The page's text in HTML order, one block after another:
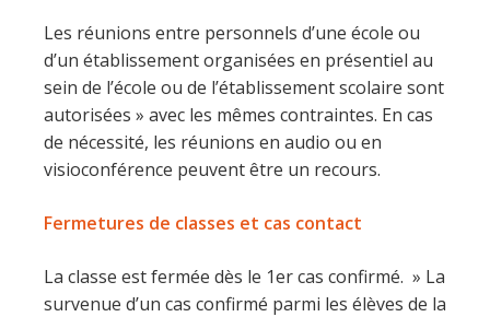
Les réunions entre personnels d’une école ou
d’un établissement organisées en présentiel au
sein de l’école ou de l’établissement scolaire sont
autorisées » avec les mêmes contraintes. En cas
de nécessité, les réunions en audio ou en
visioconférence peuvent être un recours.
Fermetures de classes et cas contact
La classe est fermée dès le 1er cas confirmé. » La
survenue d’un cas confirmé parmi les élèves de la